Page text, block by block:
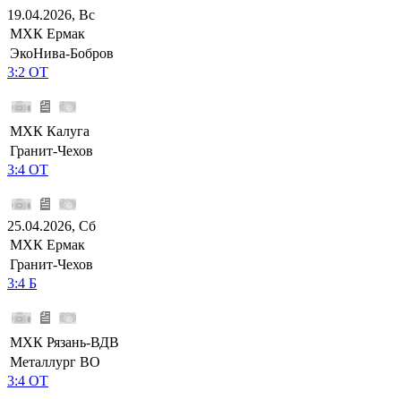
19.04.2026, Вс
МХК Ермак
ЭкоНива-Бобров
3:2 ОТ
МХК Калуга
Гранит-Чехов
3:4 ОТ
25.04.2026, Сб
МХК Ермак
Гранит-Чехов
3:4 Б
МХК Рязань-ВДВ
Металлург ВО
3:4 ОТ